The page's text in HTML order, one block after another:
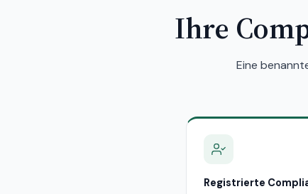
Ihre
Eine
Registrierte